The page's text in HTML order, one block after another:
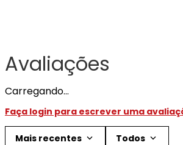
Avaliações
Carregando…
Faça login para escrever uma
Mais recentes Todos